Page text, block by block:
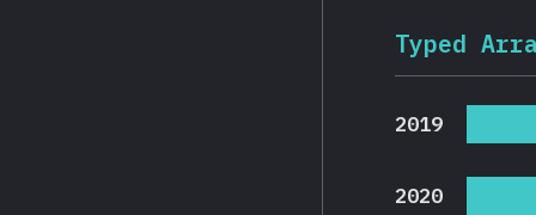
Typed
2019
2020